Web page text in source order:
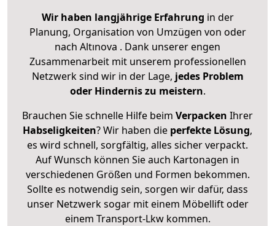
Wir haben langjährige Erfahrung in der
Planung, Organisation von Umzügen von oder
nach Altınova . Dank unserer engen
Zusammenarbeit mit unserem professionellen
Netzwerk sind wir in der Lage, jedes Problem
oder Hindernis zu meistern.
Brauchen Sie schnelle Hilfe beim Verpacken Ihrer
Habseligkeiten? Wir haben die perfekte Lösung,
es wird schnell, sorgfältig, alles sicher verpackt.
Auf Wunsch können Sie auch Kartonagen in
verschiedenen Größen und Formen bekommen.
Sollte es notwendig sein, sorgen wir dafür, dass
unser Netzwerk sogar mit einem Möbellift oder
einem Transport-Lkw kommen.